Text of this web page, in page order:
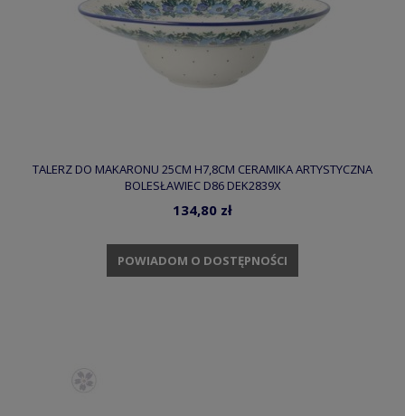
TALERZ DO MAKARONU 25CM H7,8CM CERAMIKA ARTYSTYCZNA
BOLESŁAWIEC D86 DEK2839X
134,80 zł
POWIADOM O DOSTĘPNOŚCI